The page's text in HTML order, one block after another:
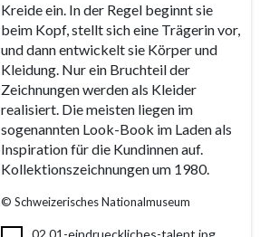
Kreide ein. In der Regel beginnt sie
beim Kopf, stellt sich eine Trägerin vor,
und dann entwickelt sie Körper und
Kleidung. Nur ein Bruchteil der
Zeichnungen werden als Kleider
realisiert. Die meisten liegen im
sogenannten Look-Book im Laden als
Inspiration für die Kundinnen auf.
Kollektionszeichnungen um 1980.
© Schweizerisches Nationalmuseum
02.01-eindrueckliches-talent.jpg